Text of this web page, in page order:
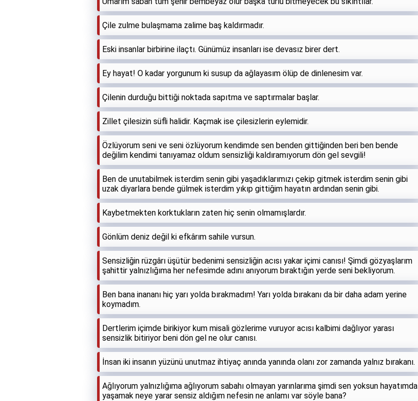
Çile zulme bulaşmama zalime baş kaldırmadır.
Eski insanlar birbirine ilaçtı. Günümüz insanları ise devasız birer dert.
Ey hayat! O kadar yorgunum ki susup da ağlayasım ölüp de dinlenesim var.
Çilenin durduğu bittiği noktada sapıtma ve saptırmalar başlar.
Zillet çilesizin süfli halidir. Kaçmak ise çilesizlerin eylemidir.
Özlüyorum seni ve seni özlüyorum kendimde sen benden gittiğinden beri ben bende
değilim kendimi tanıyamaz oldum sensizliği kaldıramıyorum dön gel sevgili!
Ben de unutabilmek isterdim senin gibi yaşadıklarımızı çekip gitmek isterdim senin gibi
uzak diyarlara bende gülmek isterdim yıkıp gittiğim hayatın ardından senin gibi.
Kaybetmekten korktukların zaten hiç senin olmamışlardır.
Gönlüm deniz değil ki efkârım sahile vursun.
Sensizliğin rüzgârı üşütür bedenimi sensizliğin acısı yakar içimi canısı! Şimdi gözyaşlarım
şahittir yalnızlığıma her nefesimde adını anıyorum bıraktığın yerde seni bekliyorum.
Ben bana inananı hiç yarı yolda bırakmadım! Yarı yolda bırakanı da bir daha adam yerine
koymadım.
Dertlerim içimde birikiyor kum misali gözlerime vuruyor acısı kalbimi dağlıyor yarası
sensizlik bitiriyor beni dön gel ne olur canısı.
İnsan iki insanın yüzünü unutmaz ihtiyaç anında yanında olanı zor zamanda yalnız bırakanı.
Ağlıyorum yalnızlığıma ağlıyorum sabahı olmayan yarınlarıma şimdi sen yoksun hayatımda
yaşamak neye yarar sensiz aldığım nefesin ne anlamı var söyle bana?